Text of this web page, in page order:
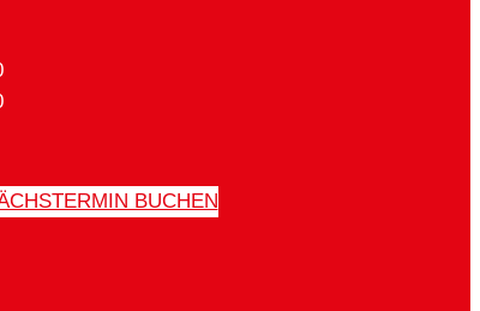
BUCHEN